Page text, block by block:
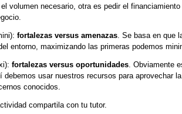
volumen necesario, otra es pedir el
fortalezas versus amenazas. Se basa en que
entorno, maximizando las primeras podemos
fortalezas versus oportunidades. Obviamente
debemos usar nuestros recursos para aprovechar
conocidos.
compartila con tu tutor.